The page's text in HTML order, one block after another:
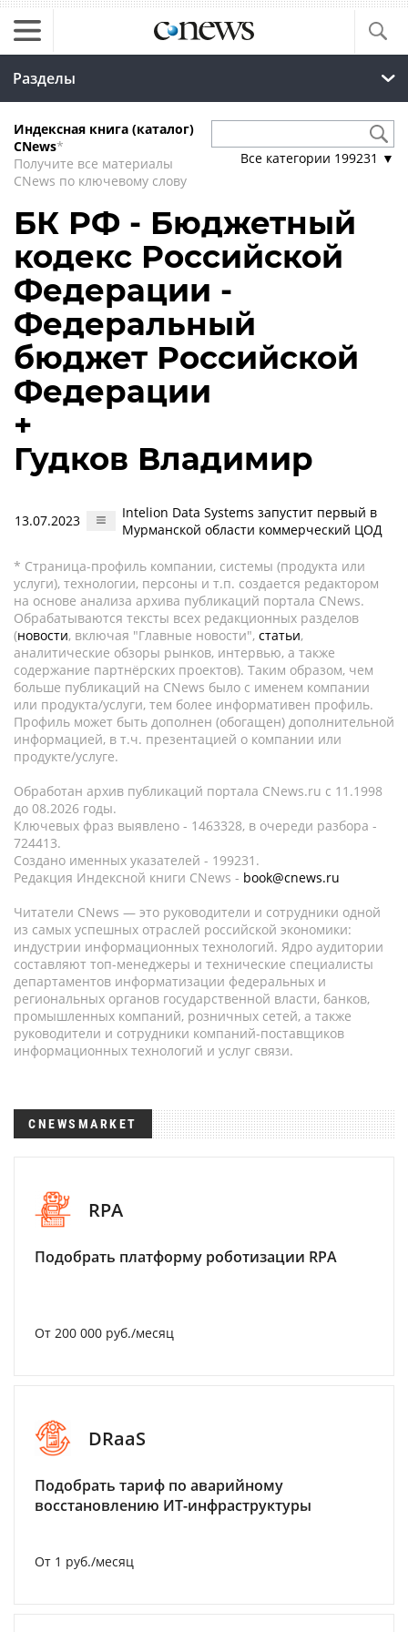
Разделы
Индексная книга (каталог)
CNews*
Получите все материалы
CNews по ключевому слову
Все категории 199231 ▼
БК РФ - Бюджетный
кодекс Российской
Федерации -
Федеральный
бюджет Российской
Федерации
+
Гудков Владимир
13.07.2023
Intelion Data Systems запустит первый в
Мурманской области коммерческий ЦОД
* Страница-профиль компании, системы (продукта или
услуги), технологии, персоны и т.п. создается редактором
на основе анализа архива публикаций портала CNews.
Обрабатываются тексты всех редакционных разделов
(новости, включая "Главные новости", статьи,
аналитические обзоры рынков, интервью, а также
содержание партнёрских проектов). Таким образом, чем
больше публикаций на CNews было с именем компании
или продукта/услуги, тем более информативен профиль.
Профиль может быть дополнен (обогащен) дополнительной
информацией, в т.ч. презентацией о компании или
продукте/услуге.
Обработан архив публикаций портала CNews.ru c 11.1998
до 08.2026 годы.
Ключевых фраз выявлено - 1463328, в очереди разбора -
724413.
Создано именных указателей - 199231.
Редакция Индексной книги CNews - book@cnews.ru
Читатели CNews — это руководители и сотрудники одной
из самых успешных отраслей российской экономики:
индустрии информационных технологий. Ядро аудитории
составляют топ-менеджеры и технические специалисты
департаментов информатизации федеральных и
региональных органов государственной власти, банков,
промышленных компаний, розничных сетей, а также
руководители и сотрудники компаний-поставщиков
информационных технологий и услуг связи.
CNEWSMARKET
RPA
Подобрать платформу роботизации RPA
От 200 000 руб./месяц
DRaaS
Подобрать тариф по аварийному
восстановлению ИТ-инфраструктуры
От 1 руб./месяц